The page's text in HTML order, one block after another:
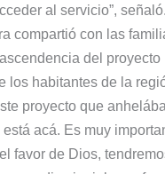
al servicio”,
compartió con las
del proyecto
los habitantes de la
proyecto que
acá. Es muy
favor de Dios,